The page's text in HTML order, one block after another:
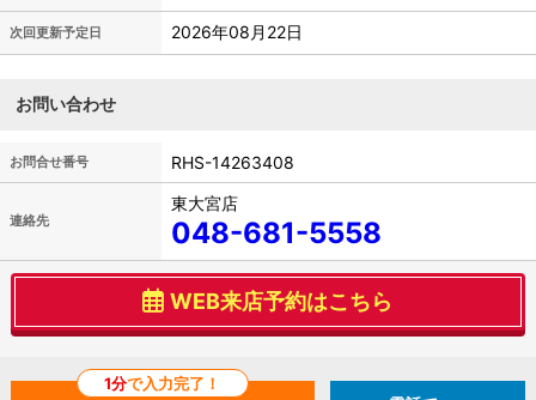
次回更新予定日 2026年08月22日
お問い合わせ
お問合せ番号 RHS-14263408
連絡先
東大宮店
048-681-5558
WEB来店予約はこちら
1分で入力完了！